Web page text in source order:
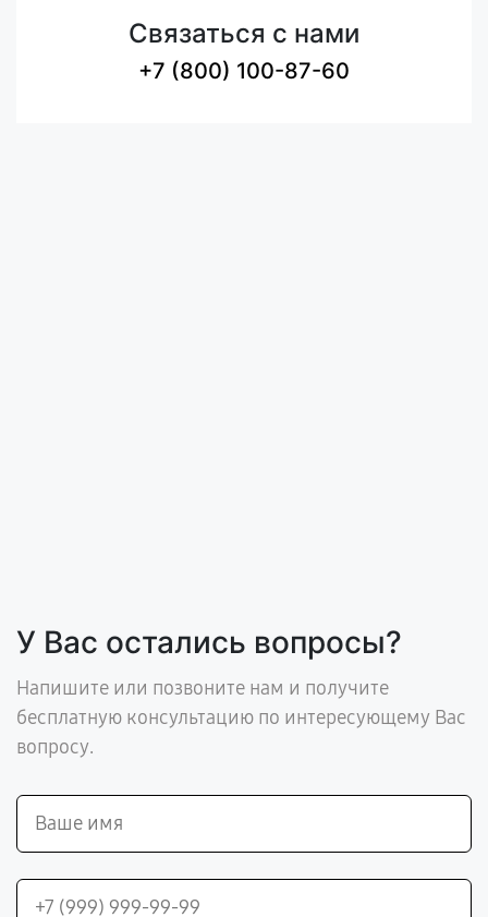
Связаться с нами
+7 (800) 100-87-60
У Вас остались вопросы?
Напишите или позвоните нам и получите
бесплатную консультацию по интересующему Вас
вопросу.